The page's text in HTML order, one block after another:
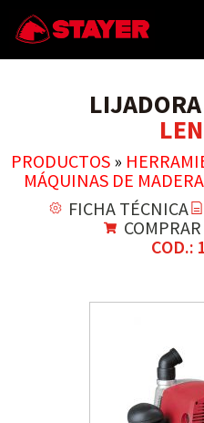
PRODUCTOS »
MÁQUINAS DE MADERA
FICHA TÉCNICA
COD.: